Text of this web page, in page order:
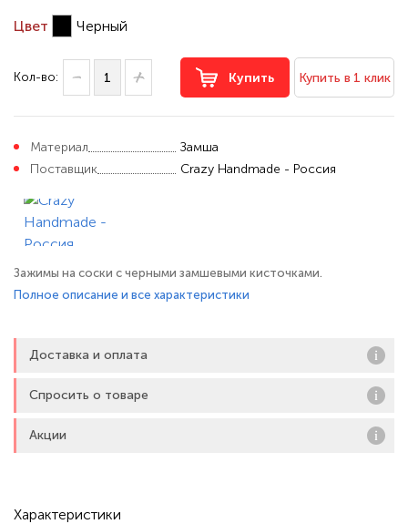
Цвет Черный
Кол-во: Купить Купить в 1 клик
Материал
Замша
Поставщик
Crazy Handmade - Россия
Зажимы на соски с черными замшевыми кисточками.
Полное описание и все характеристики
Доставка и оплата
Спросить о товаре
Акции
Характеристики